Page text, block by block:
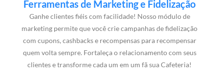
Ferramentas de Marketing e Fidelização
Ganhe clientes fiéis com facilidade! Nosso módulo de
marketing permite que você crie campanhas de fidelização
com cupons, cashbacks e recompensas para recompensar
quem volta sempre. Fortaleça o relacionamento com seus
clientes e transforme cada um em um fã sua Cafeteria!